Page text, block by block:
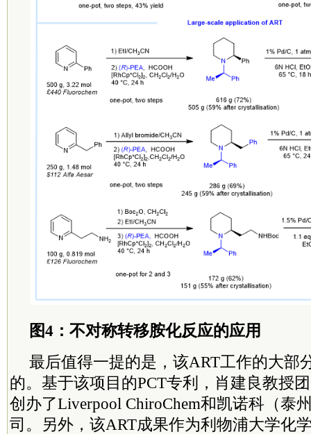
图4：不对称转移胺化反应的应用
最后值得一提的是，该ART工作的大部
的。基于该项目的PCT专利，肖建良教授
创办了Liverpool ChiroChem和凯诺科（泰
司。另外，该ART成果作为利物浦大学化